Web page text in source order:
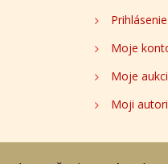
Prihlásenie
Moje
Moje
Moji autori